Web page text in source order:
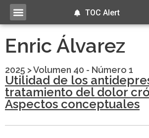
TOC Alert
Enric Álvarez
2025 >Volumen 40 - Número 1
Utilidad de los
tratamiento del dolor
Aspectos conceptuales